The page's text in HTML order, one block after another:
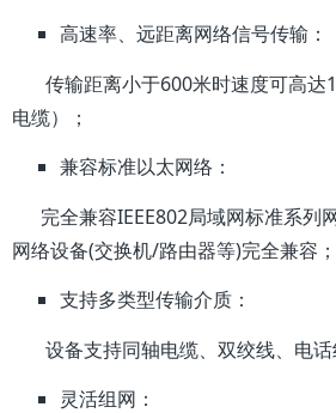
高速率、远距离网络信号传输：
传输距离小于600米时速度可高达
电缆）；
兼容标准以太网络：
完全兼容IEEE802局域网标准系列
网络设备(交换机/路由器等)完全兼容；
支持多类型传输介质：
设备支持同轴电缆、双绞线、电话
灵活组网：